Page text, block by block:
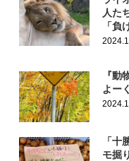
人た
「負
『
よー
「
モ掘